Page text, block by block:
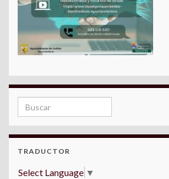
Search for:
TRADUCTOR
Select Language ▼